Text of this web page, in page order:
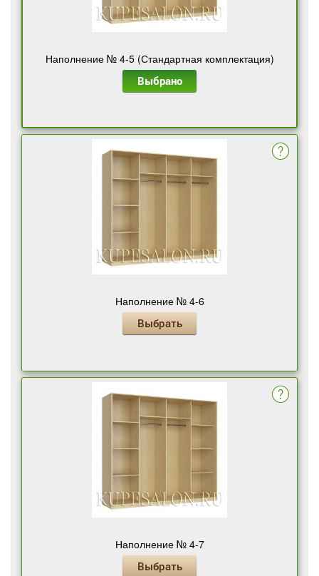
Наполнение № 4-5 (Стандартная комплектация)
Выбрано
Наполнение № 4-6
Выбрать
Наполнение № 4-7
Выбрать